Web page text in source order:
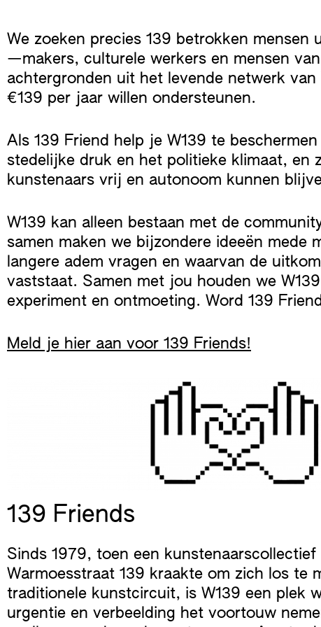
to
content
We zoeken precies 139 betrokken mensen
—makers, culturele werkers en mensen
achtergronden uit het levende netwerk
€139 per jaar willen ondersteunen.
Als 139 Friend help je W139 te
stedelijke druk en het politieke klimaat, en
kunstenaars vrij en autonoom kunnen
W139 kan alleen bestaan met de
samen maken we bijzondere ideeën mede
langere adem vragen en waarvan de
vaststaat. Samen met jou houden we
experiment en ontmoeting. Word 139
Meld je hier aan voor 139 Friends!
139 Friends
Sinds 1979, toen een kunstenaarscollectief
Warmoesstraat 139 kraakte om zich los te
traditionele kunstcircuit, is W139 een plek
urgentie en verbeelding het voortouw